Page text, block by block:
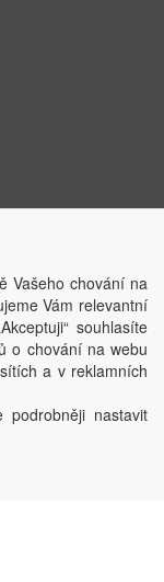
2020
Vašeho chování na
Vám relevantní
souhlasíte
o chování na webu
a v reklamních
podrobněji nastavit